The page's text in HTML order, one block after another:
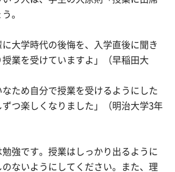
。
に大学時代の後悔を、入学直後に聞き
業を受けていますよ」（早稲田大
なため自分で授業を受けるようにした
つ楽しくなりました」（明治大学3年
強です。授業はしっかり出るように
ないようにしてください。また、理